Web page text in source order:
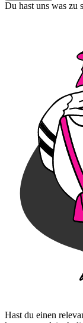
Du hast uns was zu
Hast du einen